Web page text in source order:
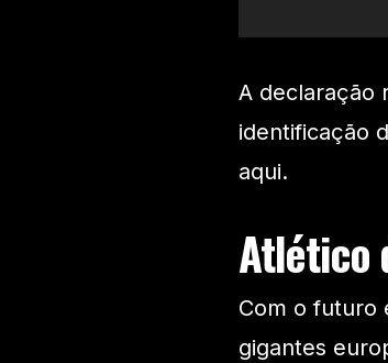
A declaração
identificação
aqui.
Atlético
Com o futuro
gigantes